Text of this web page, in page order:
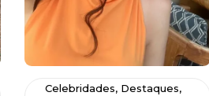
Celebridades, Destaques,